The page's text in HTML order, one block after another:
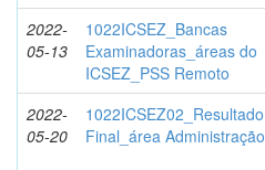
2022-
05-13
1022ICSEZ_Bancas
Examinadoras_áreas do
ICSEZ_PSS Remoto
2022-
05-20
1022ICSEZ02_Resultado
Final_área Administração